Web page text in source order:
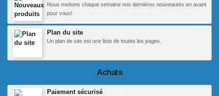
Nous mettons chaque semaine nos dernières nouveautés en avant
pour vous!
Plan du site
Un plan de site est une liste de toutes les pages.
Achats
Paiement sécurisé